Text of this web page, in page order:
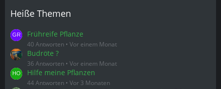
Heiße Themen
Frühreife Pflanze
40 Antworten Vor einem Monat
Budröte ?
36 Antworten Vor einem Monat
Hilfe meine Pflanzen
44 Antworten Vor 3 Monaten